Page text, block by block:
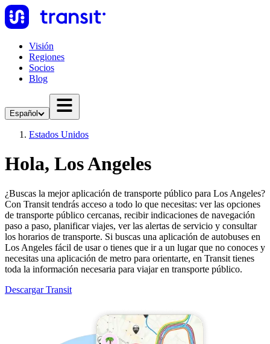
Visión
Regiones
Socios
Blog
Español
Estados Unidos
Hola, Los Angeles
¿Buscas la mejor aplicación de transporte público para Los Angeles?
Con Transit tendrás acceso a todo lo que necesitas: ver las opciones
de transporte público cercanas, recibir indicaciones de navegación
paso a paso, planificar viajes, ver las alertas de servicio y consultar
los horarios de transporte. Si buscas una aplicación de autobuses en
Los Angeles fácil de usar o tienes que ir a un lugar que no conoces y
necesitas una aplicación de metro para orientarte, en Transit tienes
toda la información necesaria para viajar en transporte público.
Descargar Transit